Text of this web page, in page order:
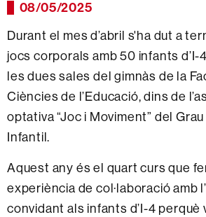
08/05/2025
Durant el mes d’abril s'ha dut a
jocs corporals amb 50 infants d’I-
les dues sales del gimnàs de la
Ciències de l’Educació, dins de
optativa “Joc i Moviment” del
Infantil.
Aquest any és el quart curs que
experiència de col·laboració amb
convidant als infants d’I-4 perquè